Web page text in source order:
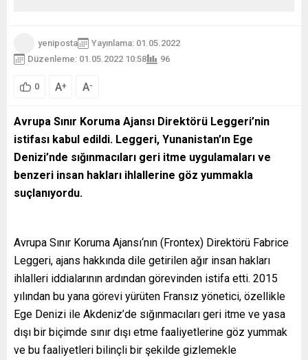
yeniposta
Yayınlama: 01.05.2022
Düzenleme: 01.05.2022 10:58
96
0 A+ A-
Avrupa Sınır Koruma Ajansı Direktörü Leggeri’nin
istifası kabul edildi. Leggeri, Yunanistan’ın Ege
Denizi’nde sığınmacıları geri itme uygulamaları ve
benzeri insan hakları ihlallerine göz yummakla
suçlanıyordu.
Avrupa Sınır Koruma Ajansı‘nın (Frontex) Direktörü Fabrice
Leggeri, ajans hakkında dile getirilen ağır insan hakları
ihlalleri iddialarının ardından görevinden istifa etti. 2015
yılından bu yana görevi yürüten Fransız yönetici, özellikle
Ege Denizi ile Akdeniz’de sığınmacıları geri itme ve yasa
dışı bir biçimde sınır dışı etme faaliyetlerine göz yummak
ve bu faaliyetleri bilinçli bir şekilde gizlemekle